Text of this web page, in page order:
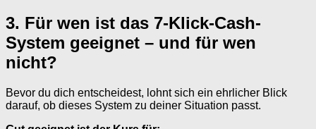
3. Für wen ist das 7-Klick-Cash-
System geeignet – und für wen
nicht?
Bevor du dich entscheidest, lohnt sich ein ehrlicher Blick
darauf, ob dieses System zu deiner Situation passt.